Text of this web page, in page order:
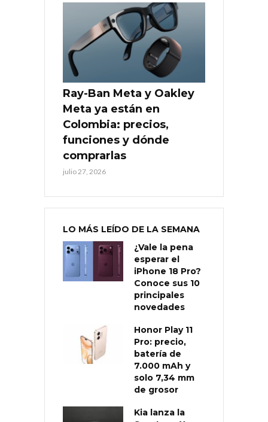
Ray-Ban Meta y Oakley
Meta ya están en
Colombia: precios,
funciones y dónde
comprarlas
julio 27, 2026
LO MÁS LEÍDO DE LA SEMANA
¿Vale la pena
esperar el
iPhone 18 Pro?
Conoce sus 10
principales
novedades
Honor Play 11
Pro: precio,
batería de
7.000 mAh y
solo 7,34 mm
de grosor
Kia lanza la